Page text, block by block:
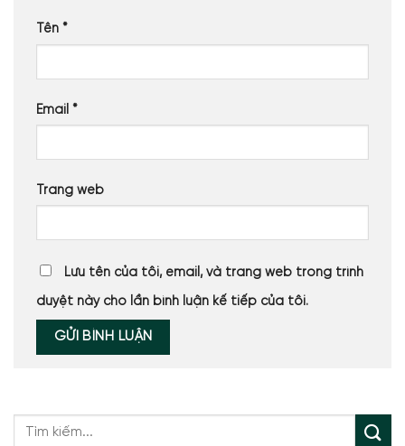
Tên *
Email *
Trang web
Lưu tên của tôi, email, và trang web trong trình
duyệt này cho lần bình luận kế tiếp của tôi.